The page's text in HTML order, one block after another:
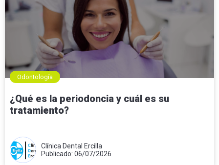
Odontología
¿Qué es la periodoncia y cuál es su
tratamiento?
Clínica Dental Ercilla
Publicado: 06/07/2026